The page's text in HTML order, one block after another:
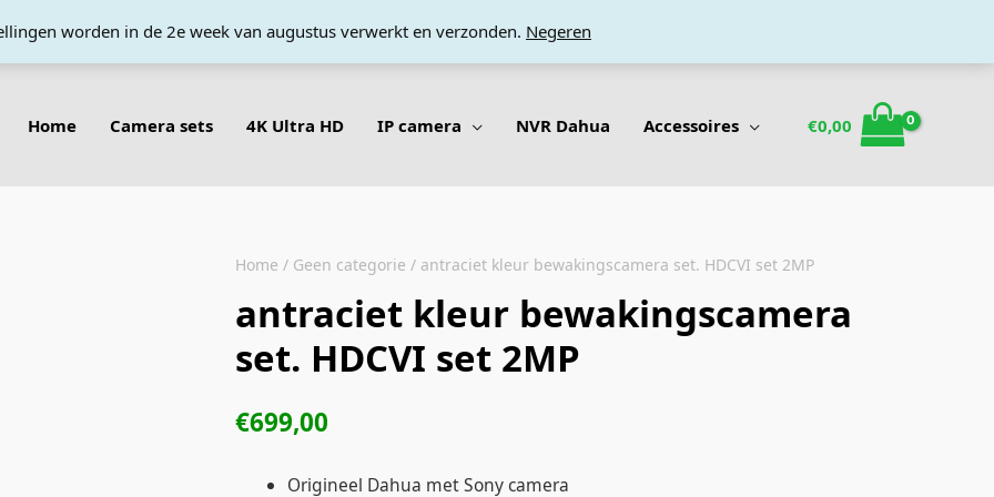
worden in de 2e week van augustus verwerkt en verzonden. Negeren
Home
Camera sets 4K Ultra HD IP camera NVR Dahua Accessoires €0,00
Home / Geen categorie / antraciet kleur bewakingscamera set. HDCVI set 2MP
antraciet kleur bewakingscamera
set. HDCVI set 2MP
€699,00
Origineel Dahua met Sony camera